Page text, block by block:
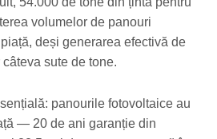
volumelor de panouri
deși generarea efectivă de
sute de tone.
panourile fotovoltaice au
— 20 de ani garanție din